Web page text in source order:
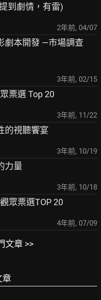
到劇情，有雷)
2年前, 04/07
劇本開發 —市場調查
3年前, 02/15
票選 Top 20
3年前, 11/22
的視聽饗宴
3年前, 10/19
力量
3年前, 10/18
眾票選TOP 20
4年前, 07/09
文章 >>
章